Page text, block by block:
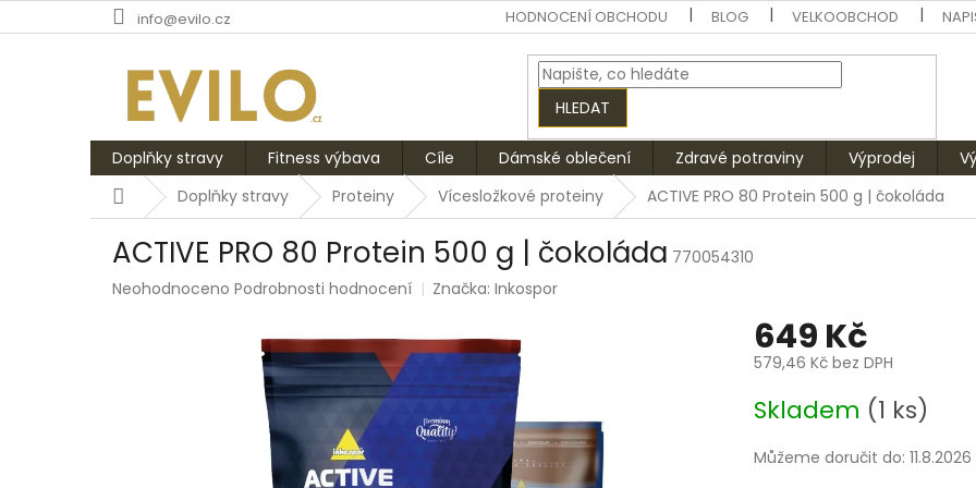
na
info@evilo.cz HODNOCENÍ OBCHODU BLOG VELKOOBCHOD
HLEDAT
Doplňky stravy Fitness výbava Cíle Dámské oblečení Zdravé potraviny Výprodej
DomůDoplňky stravy Proteiny Vícesložkové proteiny ACTIVE PRO 80 Protein 500 g | čokoláda
ACTIVE PRO 80 Protein 500 g | čokoláda 770054310
Průměrné
Neohodnoceno Podrobnosti hodnocení Značka:Inkospor
649 Kč
579,46 Kč bez DPH
cena:
Skladem (1 ks)
Můžeme doručit do: 11.8.2026